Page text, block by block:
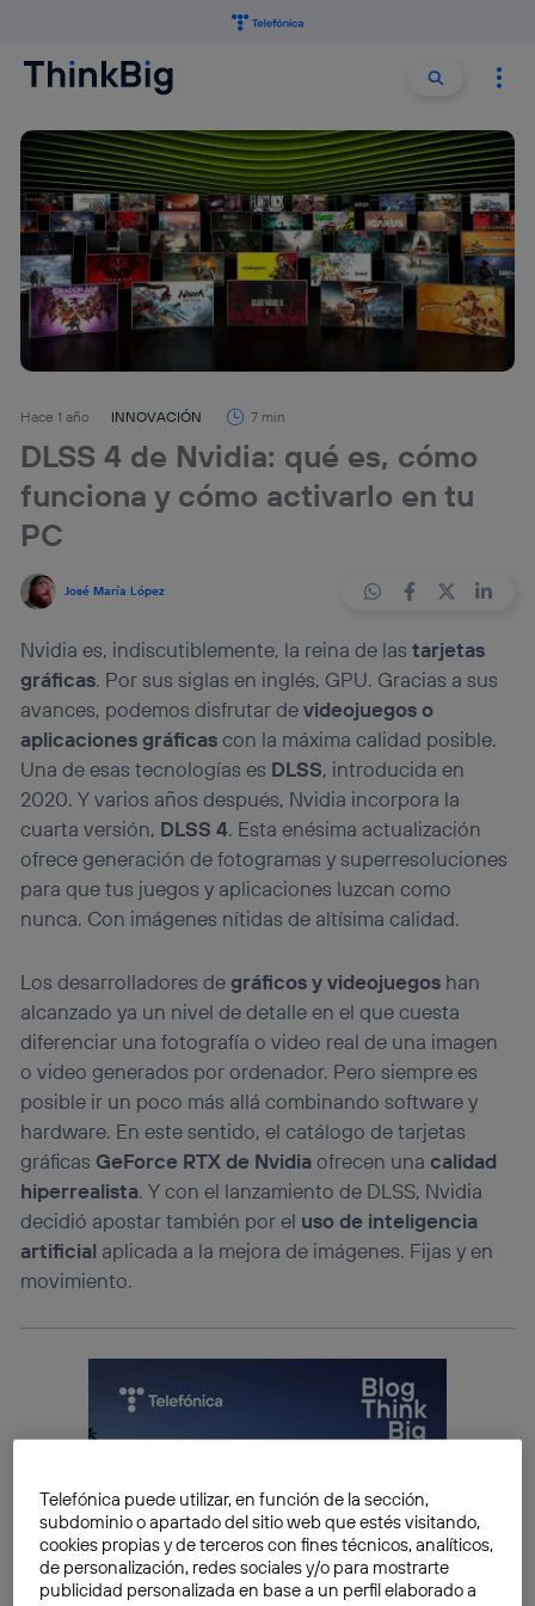
Buscar
Hace 1 año INNOVACIÓN 7 min
DLSS 4 de Nvidia: qué es, cómo
funciona y cómo activarlo en tu
PC
José María López
Nvidia es, indiscutiblemente, la reina de lastarjetas
gráficas. Por sus siglas en inglés, GPU. Gracias a sus
avances, podemos disfrutar devideojuegos o
aplicaciones gráficascon la máxima calidad posible.
Una de esas tecnologías es DLSS, introducida en
2020. Y varios años después, Nvidia incorpora la
cuarta versión, DLSS 4. Esta enésima actualización
ofrece generación de fotogramas y superresoluciones
para que tus juegos y aplicaciones luzcan como
nunca. Con imágenes nítidas de altísima calidad.
Los desarrolladores degráficos y videojuegos han
alcanzado ya un nivel de detalle en el que cuesta
diferenciar una fotografía o video real de una imagen
o video generados por ordenador. Pero siempre es
posible ir un poco más allá combinando software y
hardware. En este sentido, el catálogo de tarjetas
gráficas GeForce RTX de Nvidiaofrecen unacalidad
hiperrealista. Y con el lanzamiento de DLSS, Nvidia
decidió apostar también por el uso de inteligencia
artificial aplicada a la mejora de imágenes. Fijas y en
movimiento.
Telefónica puede utilizar, en función de la sección,
subdominio o apartado del sitio web que estés visitando,
cookies propias y de terceros con fines técnicos, analíticos,
de personalización, redes sociales y/o para mostrarte
publicidad personalizada en base a un perfil elaborado a